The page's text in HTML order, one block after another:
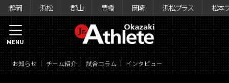
静岡 浜松 郡山 豊橋 岡崎 浜松プラス 松本
お知らせ チーム紹介 試合コラム インタビュー
MENU